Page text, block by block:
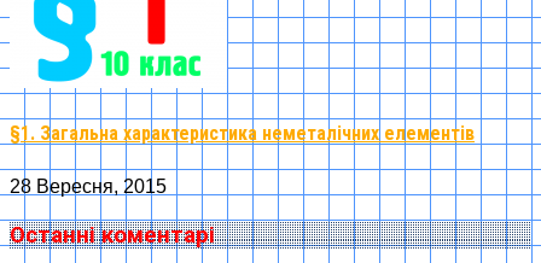
§1. Загальна характеристика неметалічних елементів
28 Вересня, 2015
Останні коментарі